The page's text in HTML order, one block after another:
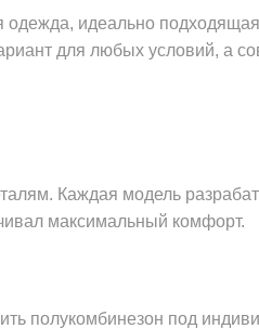
идеально
для любых условий, а
Каждая модель
максимальный комфорт.
полукомбинезон под